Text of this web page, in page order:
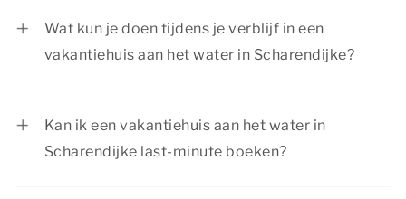
Wat kun je doen tijdens je verblijf in een
vakantiehuis aan het water in Scharendijke?
Kan ik een vakantiehuis aan het water in
Scharendijke last-minute boeken?